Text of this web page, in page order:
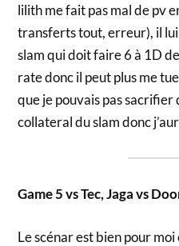
lilith me fait pas mal de pv
transferts tout, erreur), il
slam qui doit faire 6 à 1D
rate donc il peut plus me
que je pouvais pas
collateral du slam donc
Game 5 vs Tec, Jaga vs
Le scénar est bien pour moi